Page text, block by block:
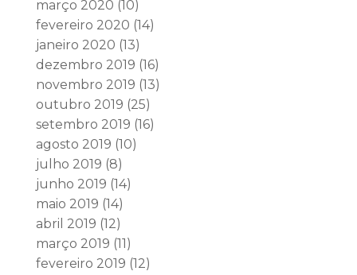
março 2020 (10)
fevereiro 2020 (14)
janeiro 2020 (13)
dezembro 2019 (16)
novembro 2019 (13)
outubro 2019 (25)
setembro 2019 (16)
agosto 2019 (10)
julho 2019 (8)
junho 2019 (14)
maio 2019 (14)
abril 2019 (12)
março 2019 (11)
fevereiro 2019 (12)